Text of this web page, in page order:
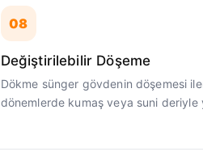
08
Değiştirilebilir Döşeme
Dökme sünger gövdenin döşemesi
dönemlerde kumaş veya suni deriyle